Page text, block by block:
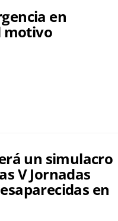
en
motivo
un simulacro
V Jornadas
en